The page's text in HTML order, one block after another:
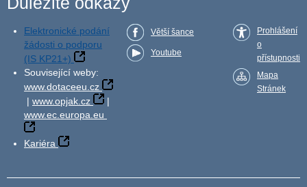
Elektronické podání
žádosti o podporu
(IS KP21+)
Související weby:
www.dotaceeu.cz
| www.opjak.cz
|
www.ec.europa.eu
Kariéra
Větší šance
Youtube
Prohlášení
o
přístupnosti
Mapa
Stránek